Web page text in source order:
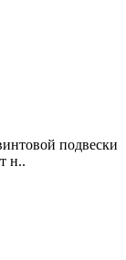
подвески
н..